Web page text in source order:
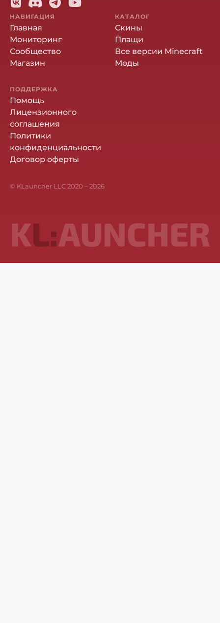
НАВИГАЦИЯ
Главная
Мониторинг
Сообщество
Магазин
КАТАЛОГ
Скины
Плащи
Все версии Minecraft
Моды
ПОДДЕРЖКА
Помощь
Лицензионного
соглашения
Политики
конфиденциальности
Договор оферты
© KLauncher LLC 2020 –2026
KL:AUNCHER